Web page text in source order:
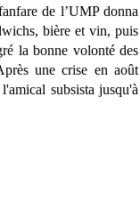
de l’UMP donna
bière et vin, puis
la bonne volonté des
une crise en août
subsista jusqu'à